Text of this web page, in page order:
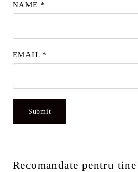
NAME *
EMAIL *
Recomandate pentru tine